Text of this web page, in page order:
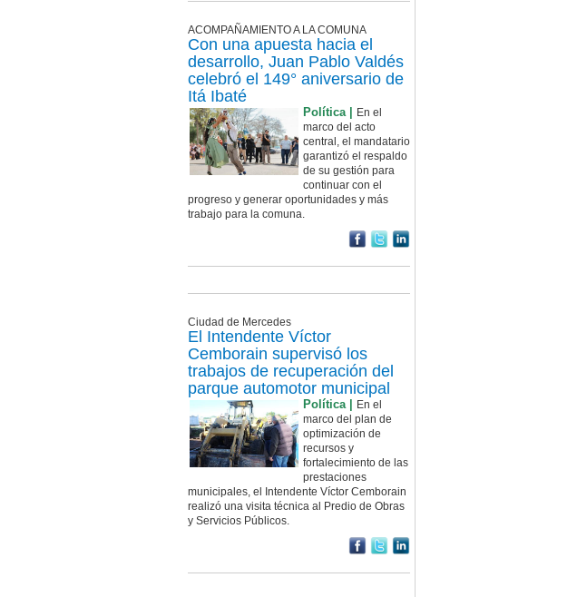
ACOMPAÑAMIENTO A LA COMUNA
Con una apuesta hacia el
desarrollo, Juan Pablo Valdés
celebró el 149° aniversario de
Itá Ibaté
Política |
En el
marco del acto
central, el mandatario
garantizó el respaldo
de su gestión para
continuar con el
progreso y generar oportunidades y más
trabajo para la comuna.
Ciudad de Mercedes
El Intendente Víctor
Cemborain supervisó los
trabajos de recuperación del
parque automotor municipal
Política |
En el
marco del plan de
optimización de
recursos y
fortalecimiento de las
prestaciones
municipales, el Intendente Víctor Cemborain
realizó una visita técnica al Predio de Obras
y Servicios Públicos.